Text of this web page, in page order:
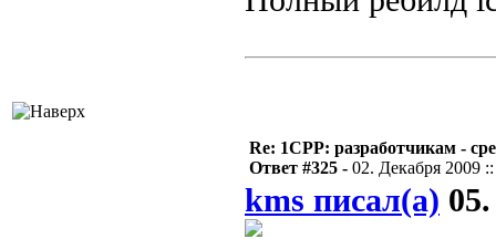
Re: 1CPP: разработчикам -
Ответ #325 - 02. Декабря 2009
kms писал(а)